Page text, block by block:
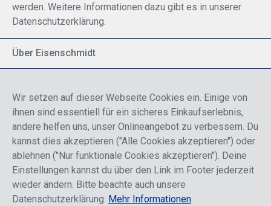
werden. Weitere Informationen dazu gibt es in unserer
Datenschutzerklärung.
Über Eisenschmidt
Breite Palette von Luftfahrtprodukten
Fokus auf Pilotenausbildung
Sicher einkaufen
Wir setzen auf dieser Webseite Cookies ein. Einige von
ihnen sind essentiell für ein sicheres Einkaufserlebnis,
andere helfen uns, unser Onlineangebot zu verbessern. Du
kannst dies akzeptieren ("Alle Cookies akzeptieren") oder
ablehnen ("Nur funktionale Cookies akzeptieren"). Deine
Einstellungen kannst du über den Link im Footer jederzeit
wieder ändern. Bitte beachte auch unsere
Datenschutzerklärung. Mehr Informationen.